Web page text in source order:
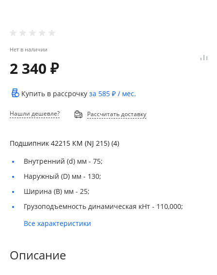
Нет в наличии
2 340 ₽
Купить в рассрочку за 585 ₽ / мес.
Нашли дешевле? Рассчитать доставку
Подшипник 42215 КМ (NJ 215) (4)
Внутренний (d) мм - 75;
Наружный (D) мм - 130;
Ширина (B) мм - 25;
Грузоподъемность динамическая кНт - 110,000;
Все характеристики
Описание